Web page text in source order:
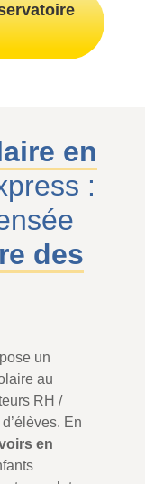
en
:
des
un
au
RH /
En
en